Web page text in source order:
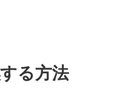
る方法